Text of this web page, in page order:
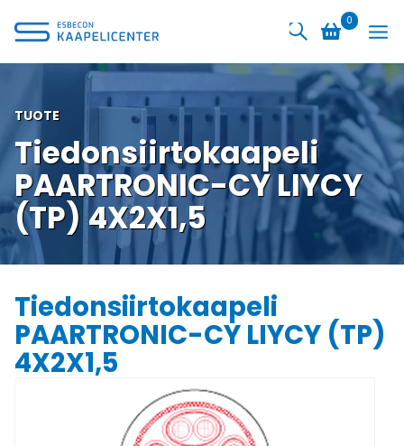
sisältöön
0
TUOTE
Tiedonsiirtokaapeli
PAARTRONIC-CY LIYCY
(TP) 4X2X1,5
Tiedonsiirtokaapeli
PAARTRONIC-CY LIYCY (TP)
4X2X1,5